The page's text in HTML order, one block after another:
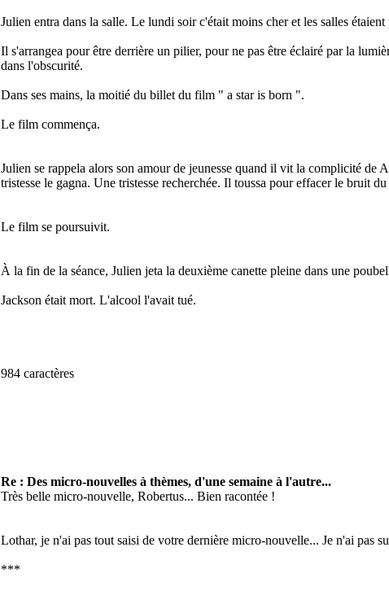
Julien entra dans la salle. Le lundi soir c'était moins cher et les salles étaient
Il s'arrangea pour être derrière un pilier, pour ne pas être éclairé par la
dans l'obscurité.
Dans ses mains, la moitié du billet du film " a star is born ".
Le film commença.
Julien se rappela alors son amour de jeunesse quand il vit la complicité
tristesse le gagna. Une tristesse recherchée. Il toussa pour effacer le bruit
Le film se poursuivit.
À la fin de la séance, Julien jeta la deuxième canette pleine dans une
Jackson était mort. L'alcool l'avait tué.
984 caractères
Re : Des micro-nouvelles à thèmes, d'une semaine à l'autre...
Très belle micro-nouvelle, Robertus... Bien racontée !
Lothar, je n'ai pas tout saisi de votre dernière micro-nouvelle... Je n'ai pas
***